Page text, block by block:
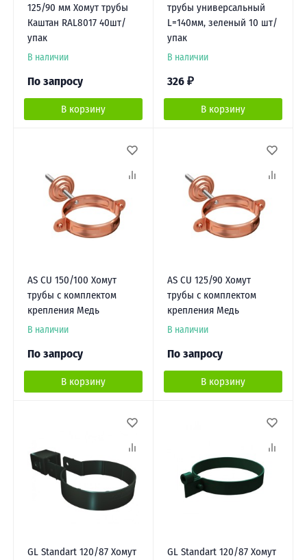
125/90 мм Хомут трубы
Каштан RAL8017 40шт/
упак
В наличии
По запросу
В корзину
трубы универсальный
L=140мм, зеленый 10 шт/
упак
В наличии
326 ₽
В корзину
AS CU 150/100 Хомут
трубы с комплектом
крепления Медь
В наличии
По запросу
В корзину
AS CU 125/90 Хомут
трубы с комплектом
крепления Медь
В наличии
По запросу
В корзину
GL Standart 120/87 Хомут
GL Standart 120/87 Хомут